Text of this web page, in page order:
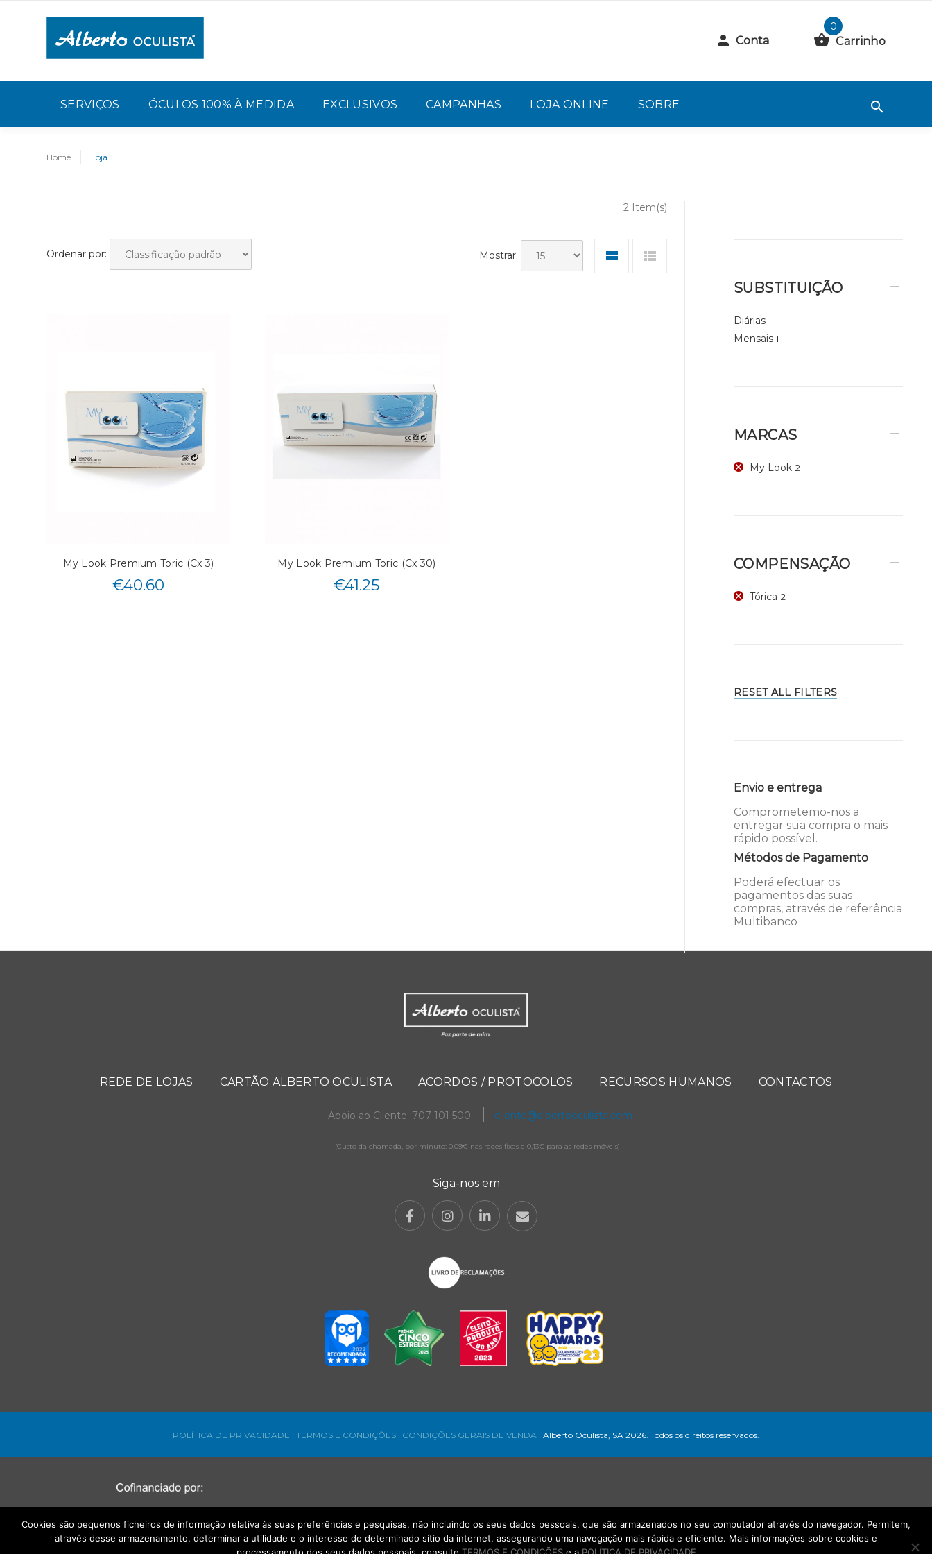
Conta
0
Carrinho
SERVIÇOS ÓCULOS 100% À MEDIDA EXCLUSIVOS CAMPANHAS LOJA ONLINE SOBRE
Home Loja
2 Item(s)
Ordenar por: Mostrar:
My Look Premium Toric (Cx 3)
€40.60
My Look Premium Toric (Cx 30)
€41.25
SUBSTITUIÇÃO
Diárias 1
Mensais 1
MARCAS
My Look 2
COMPENSAÇÃO
Tórica 2
RESET ALL FILTERS
Envio e entrega
Comprometemo-nos a
entregar sua compra o mais
rápido possível.
Métodos de Pagamento
Poderá efectuar os
pagamentos das suas
compras, através de referência
Multibanco
REDE DE LOJAS CARTÃO ALBERTO OCULISTA ACORDOS / PROTOCOLOS RECURSOS HUMANOS CONTACTOS
Apoio ao Cliente: 707 101 500 cliente@albertooculista.com
(Custo da chamada, por minuto: 0,09€ nas redes fixas e 0,13€ para as redes móveis)
Siga-nos em
POLÍTICA DE PRIVACIDADE | TERMOS E CONDIÇÕES l CONDIÇÕES GERAIS DE VENDA | Alberto Oculista, SA 2026. Todos os direitos reservados.
Cookies são pequenos ficheiros de informação relativa às suas preferências e pesquisas, não incluindo os seus dados pessoais, que são armazenados no seu computador através do navegador. Permitem,
através desse armazenamento, determinar a utilidade e o interesse de determinado sítio da internet, assegurando uma navegação mais rápida e eficiente. Mais informações sobre cookies e